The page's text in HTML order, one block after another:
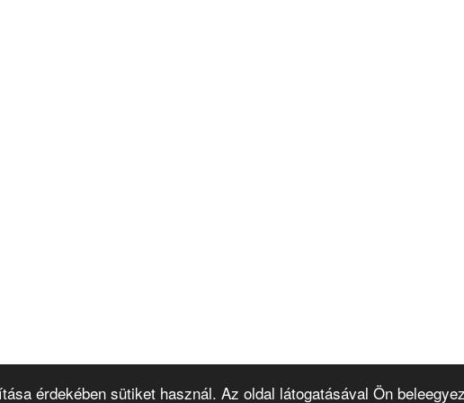
érdekében sütiket használ. Az oldal látogatásával Ön